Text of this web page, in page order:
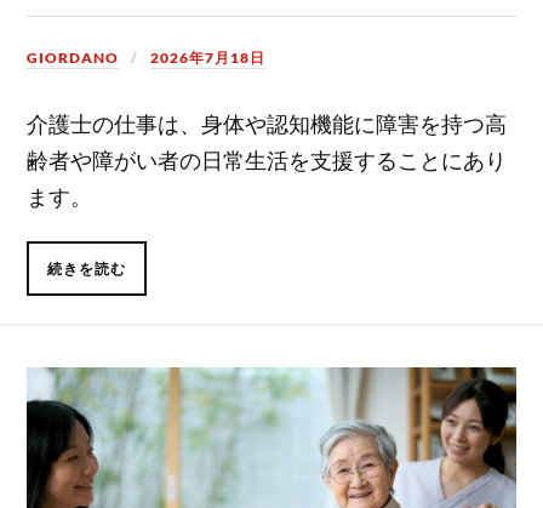
GIORDANO 2026年7月18日
介護士の仕事は、身体や認知機能に障害を持つ高
齢者や障がい者の日常生活を支援することにあり
ます。
続きを読む